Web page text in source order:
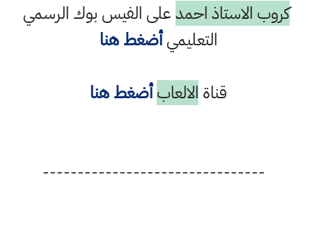
كروب الاستاذ احمدعلى الفيس بوك الرسمي
التعليميأضغط هنا
قناة الالعاب أضغط هنا
--------------------------------